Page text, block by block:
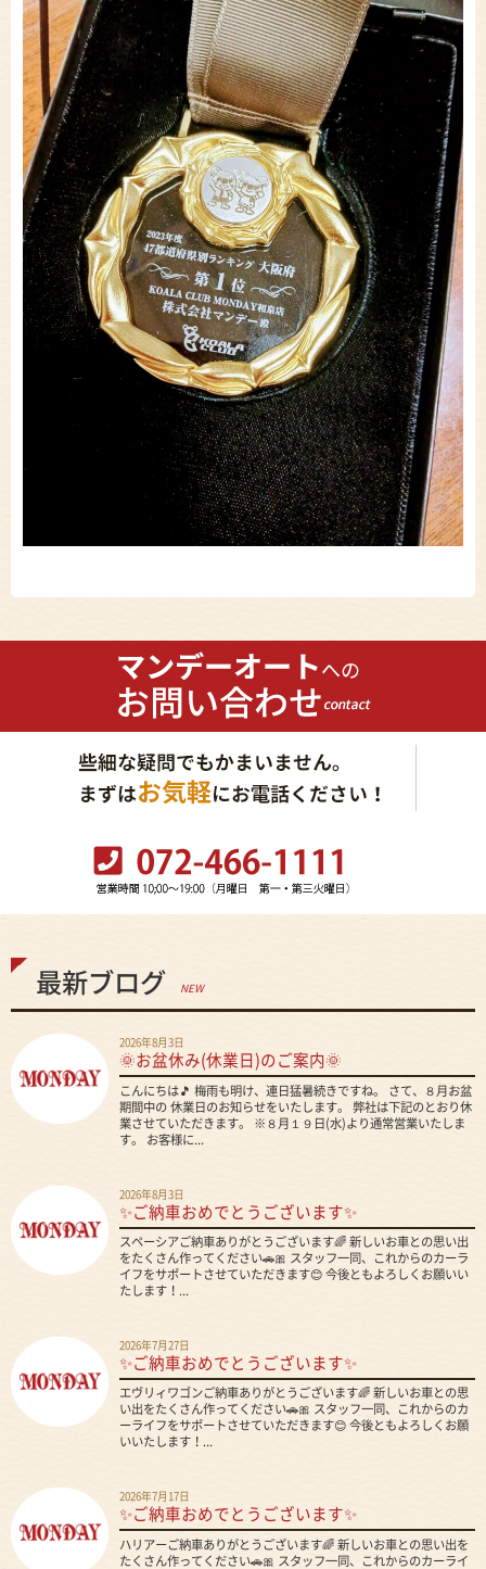
最新ブログ NEW
2026年8月3日
🌞お盆休み(休業日)のご案内🌞
こんにちは🎵 梅雨も明け、連日猛暑続きですね。 さて、８月お盆
期間中の 休業日のお知らせをいたします。 弊社は下記のとおり休
業させていただきます。 ※８月１９日(水)より通常営業いたしま
す。 お客様に...
2026年8月3日
✨ご納車おめでとうございます✨
スペーシアご納車ありがとうございます🌈 新しいお車との思い出
をたくさん作ってください🚗🎀 スタッフ一同、これからのカーラ
イフをサポートさせていただきます😊 今後ともよろしくお願いい
たします！...
2026年7月27日
✨ご納車おめでとうございます✨
エヴリィワゴンご納車ありがとうございます🌈 新しいお車との思
い出をたくさん作ってください🚗🎀 スタッフ一同、これからのカ
ーライフをサポートさせていただきます😊 今後ともよろしくお願
いいたします！...
2026年7月17日
✨ご納車おめでとうございます✨
ハリアーご納車ありがとうございます🌈 新しいお車との思い出を
たくさん作ってください🚗🎀 スタッフ一同、これからのカーライ